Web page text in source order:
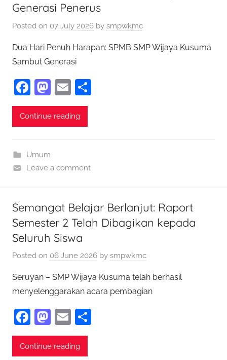
Generasi Penerus
Posted on 07 July 2026 by smpwkmc
Dua Hari Penuh Harapan: SPMB SMP Wijaya Kusuma
Sambut Generasi
F
a
c
b
o
k
M
as
to
n
E
m
ai
Continue reading
Umum
Leave a comment
Semangat Belajar Berlanjut: Raport
Semester 2 Telah Dibagikan kepada
Seluruh Siswa
Posted on 06 June 2026 by smpwkmc
Seruyan – SMP Wijaya Kusuma telah berhasil
menyelenggarakan acara pembagian
F
a
c
M
as
to
E
m
ai
Continue reading